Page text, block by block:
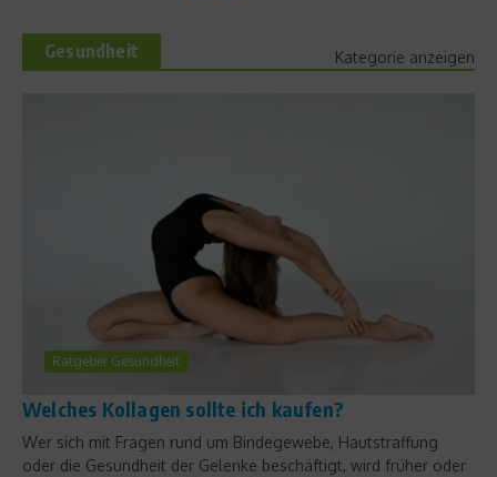
Gesundheit Kategorie anzeigen
Ratgeber Gesundheit
Welches Kollagen sollte ich kaufen?
Wer sich mit Fragen rund um Bindegewebe, Hautstraffung
oder die Gesundheit der Gelenke beschäftigt, wird früher oder